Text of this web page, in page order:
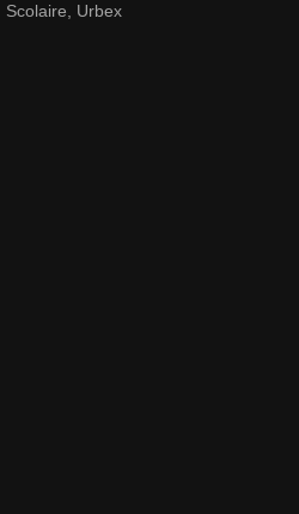
Scolaire, Urbex